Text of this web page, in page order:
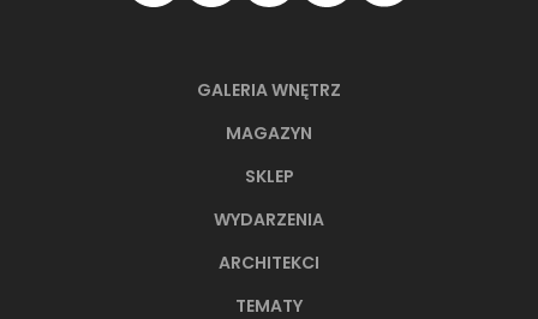
NAJNOWSZE ARTYKUŁY
GALERIA WNĘTRZ
MAGAZYN
SKLEP
WYDARZENIA
ARCHITEKCI
TEMATY